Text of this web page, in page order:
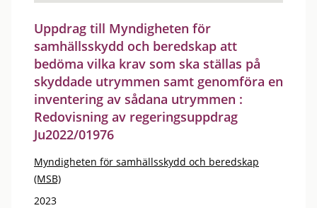
Uppdrag till Myndigheten för
samhällsskydd och beredskap att
bedöma vilka krav som ska ställas på
skyddade utrymmen samt genomföra en
inventering av sådana utrymmen :
Redovisning av regeringsuppdrag
Ju2022/01976
Myndigheten för samhällsskydd och beredskap
(MSB)
2023